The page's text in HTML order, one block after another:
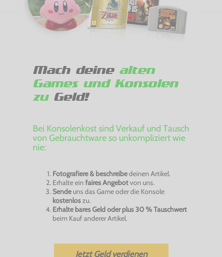
Mach deine alten
Games und Konsolen
zuGeld!
Bei Konsolenkost sind Verkauf und Tausch
von Gebrauchtware so unkompliziert wie
nie:
Fotografiere & beschreibedeinen Artikel.
Erhalte ein faires Angebotvon uns.
Sendeuns das Game oder die Konsole
kostenloszu.
Erhalte bares Geld oder plus 30 % Tauschwert
beim Kauf anderer Artikel.
Jetzt Geld verdienen